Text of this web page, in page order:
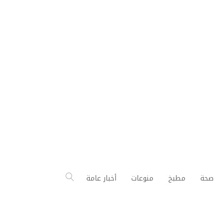
صحة مطبخ منوعات أخبار عامة